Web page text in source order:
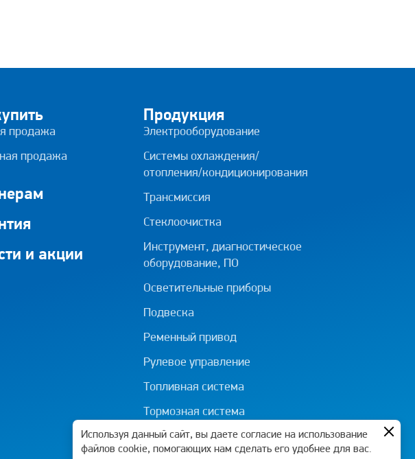
продажа
продажа
и акции
Продукция
Электрооборудование
Системы охлаждения/
отопления/кондиционирования
Трансмиссия
Стеклоочистка
Инструмент, диагностическое
оборудование, ПО
Осветительные приборы
Подвеска
Ременный привод
Рулевое управление
Топливная система
Тормозная система
Используя данный сайт, вы даете согласие на использование
файлов cookie, помогающих нам сделать его удобнее для вас.